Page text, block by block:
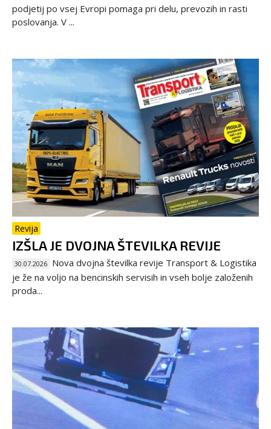
podjetij po vsej Evropi pomaga pri delu, prevozih in rasti
poslovanja. V ...
Revija
IZŠLA JE DVOJNA ŠTEVILKA REVIJE
30.07.2026 Nova dvojna številka revije Transport & Logistika
je že na voljo na bencinskih servisih in vseh bolje založenih
proda...